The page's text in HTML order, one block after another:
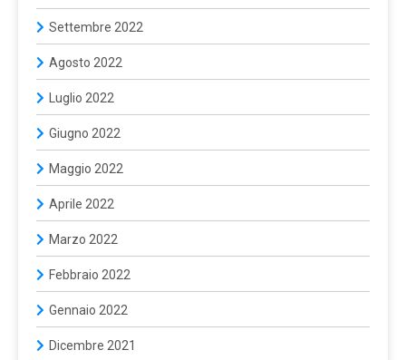
Settembre 2022
Agosto 2022
Luglio 2022
Giugno 2022
Maggio 2022
Aprile 2022
Marzo 2022
Febbraio 2022
Gennaio 2022
Dicembre 2021